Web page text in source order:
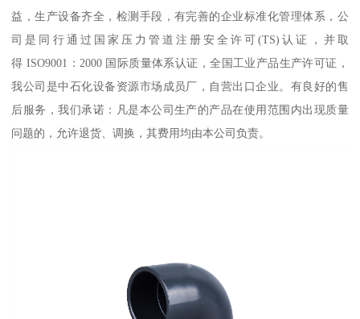
益，生产设备齐全，检测手段，有完善的企业标准化管理体系，公
司是同行通过国家压力管道注册安全许可(TS)认证，并取
得 ISO9001：2000 国际质量体系认证，全国工业产品生产许可证，
我公司是中石化设备资源市场成员厂，自营出口企业。有良好的售
后服务，我们承诺：凡是本公司生产的产品在使用范围内出现质量
问题的，允许退货、调换，其费用均由本公司负责。